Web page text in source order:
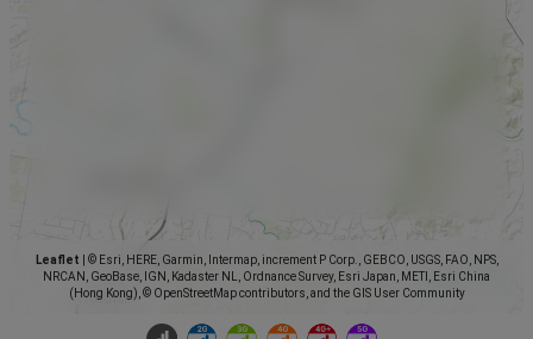
Leaflet
© Esri, HERE, Garmin, Intermap, increment P Corp., GEBCO, USGS, FAO, NPS,
NRCAN, GeoBase, IGN, Kadaster NL, Ordnance Survey, Esri Japan, METI, Esri China
(Hong Kong), © OpenStreetMap contributors, and the GIS User Community